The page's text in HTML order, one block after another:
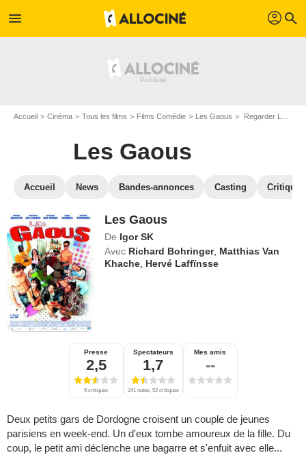
menu profil search
Accueil Cinéma Tous les films Films Comédie Les Gaous Regarder Les Gaous en SVOD
Les Gaous
Accueil News Bandes-annonces Casting
Les Gaous
De Igor SK
Avec Richard Bohringer, Matthias Van
Khache Hervé Laffïnsse
Presse
2,5
6 critiques
Spectateurs
1,7
241 notes, 52 critiques
Mes amis
--
Deux petits gars de Dordogne croisent un couple de jeunes
parisiens en week-end. Un d'eux tombe amoureux de la fille. Du
coup, le petit ami déclenche une bagarre et s'enfuit avec elle...